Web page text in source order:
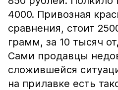
4000. Привозная
сравнения, стоит
грамм, за 10 тысяч
Сами продавцы
сложившейся
на прилавке есть